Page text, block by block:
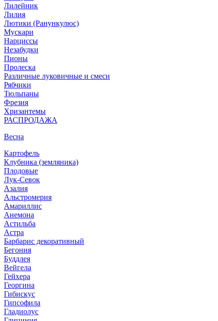
Лилейник
Лилия
Лютики (Ранункулюс)
Мускари
Нарцисcы
Незабудки
Пионы
Пролеска
Различные луковичные и смеси
Рябчики
Тюльпаны
Фрезия
Хризантемы
РАСПРОДАЖА
Весна
Картофель
Клубника (земляника)
Плодовые
Лук-Севок
Азалия
Альстромерия
Амариллис
Анемона
Астильба
Астра
Барбарис декоративный
Бегония
Буддлея
Вейгела
Гейхера
Георгина
Гибискус
Гипсофила
Гладиолус